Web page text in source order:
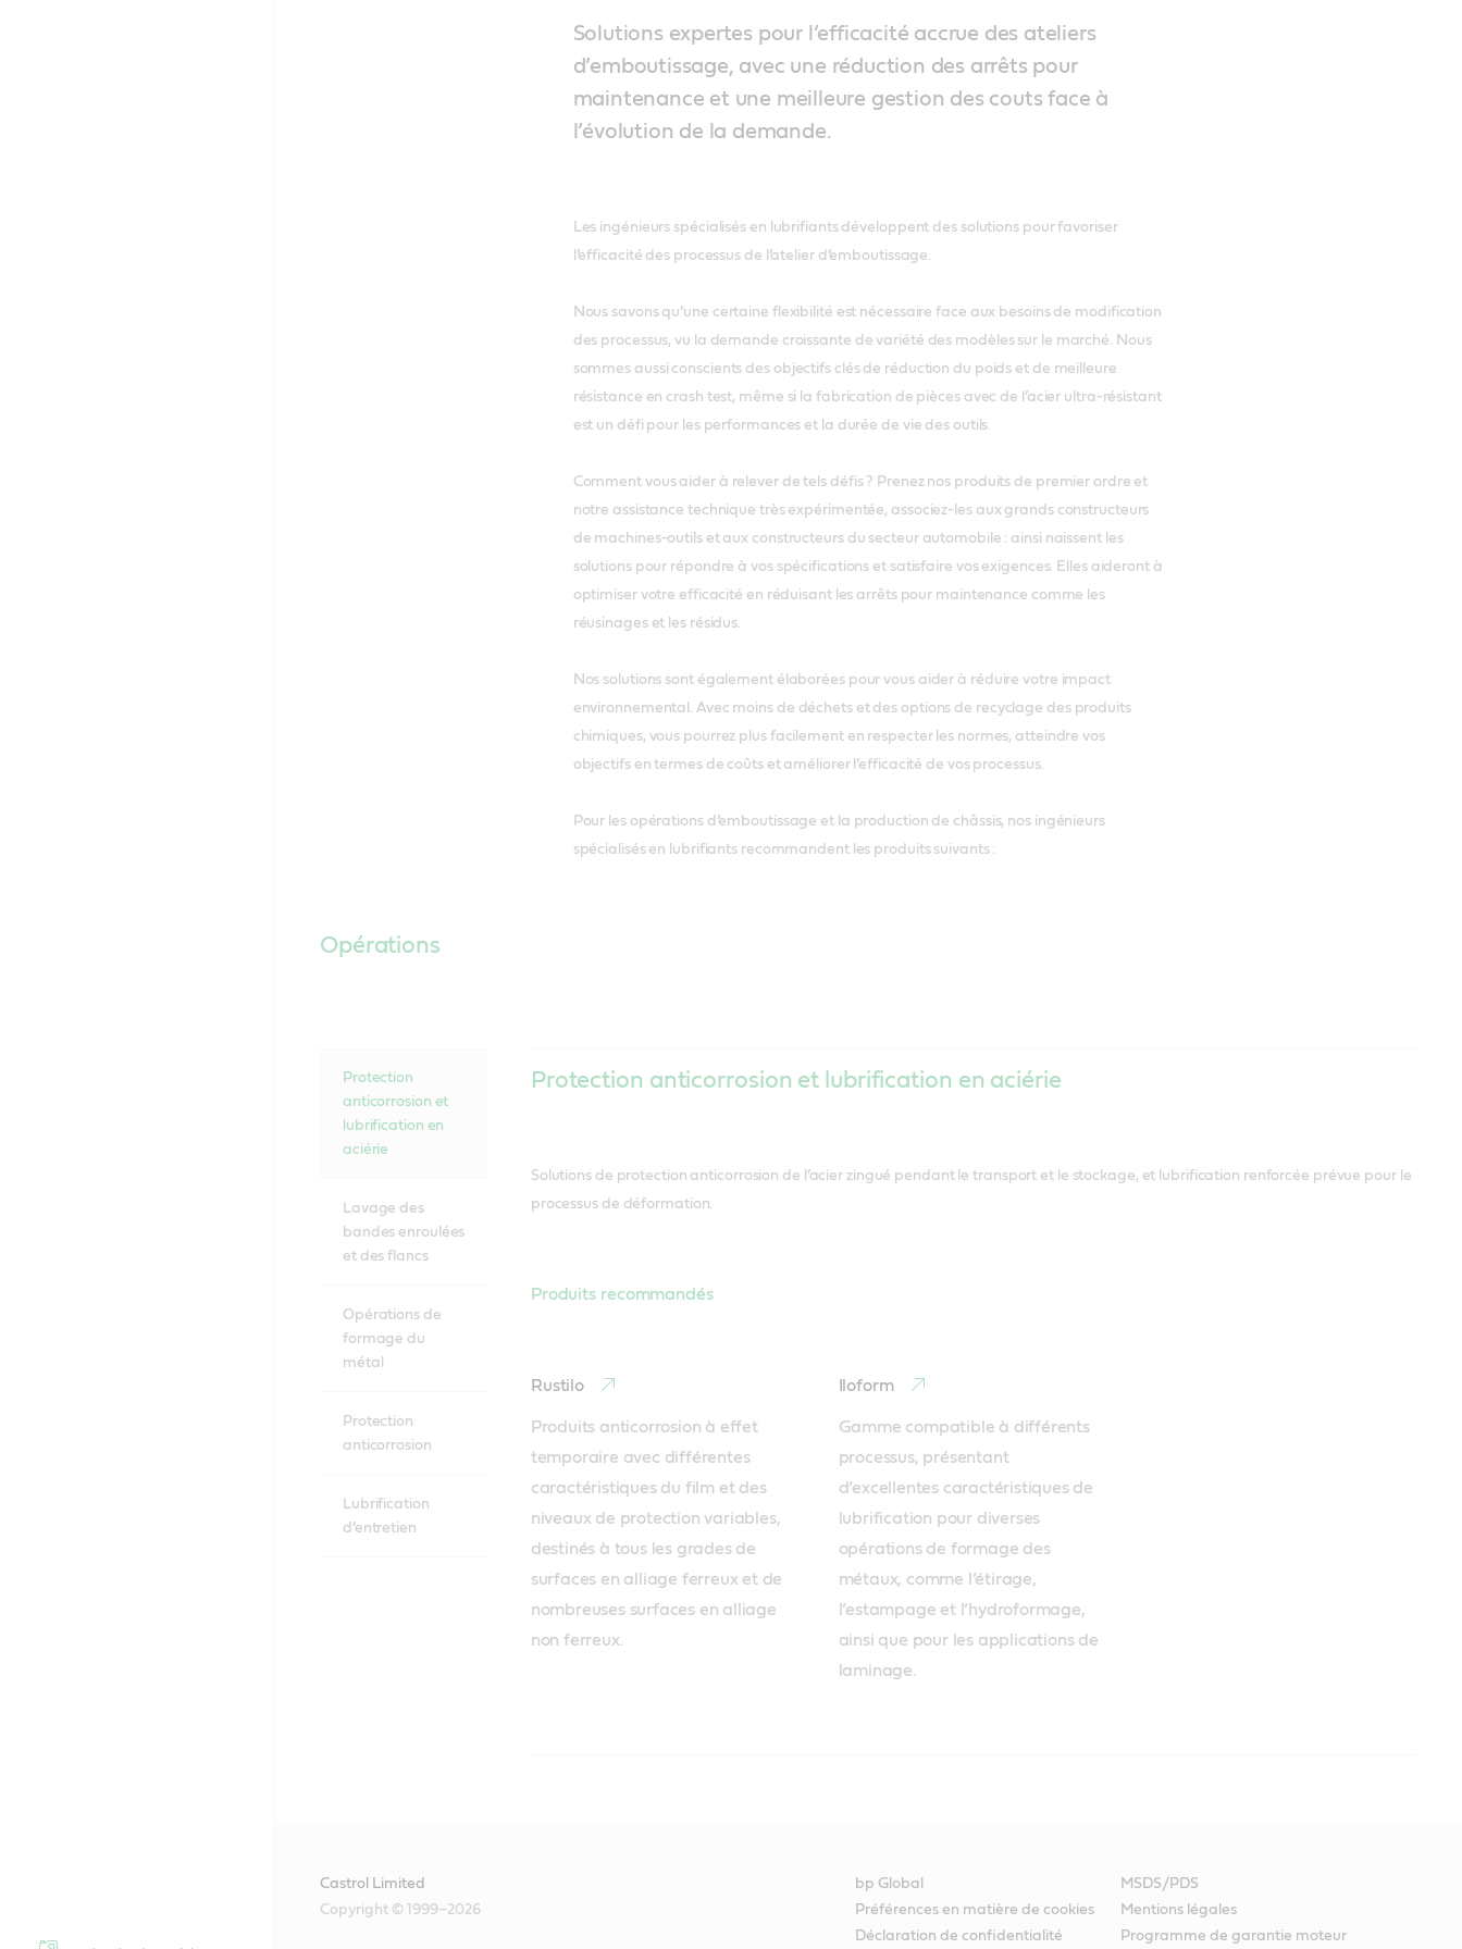
Solutions expertes pour l’efficacité accrue des ateliers
d’emboutissage, avec une réduction des arrêts pour
maintenance et une meilleure gestion des couts face à
l’évolution de la demande.
Les ingénieurs spécialisés en lubrifiants développent des solutions pour favoriser
l’efficacité des processus de l’atelier d’emboutissage.
Nous savons qu’une certaine flexibilité est nécessaire face aux besoins de modification
des processus, vu la demande croissante de variété des modèles sur le marché. Nous
sommes aussi conscients des objectifs clés de réduction du poids et de meilleure
résistance en crash test, même si la fabrication de pièces avec de l’acier ultra-résistant
est un défi pour les performances et la durée de vie des outils.
Comment vous aider à relever de tels défis ? Prenez nos produits de premier ordre et
notre assistance technique très expérimentée, associez-les aux grands constructeurs
de machines-outils et aux constructeurs du secteur automobile : ainsi naissent les
solutions pour répondre à vos spécifications et satisfaire vos exigences. Elles aideront à
optimiser votre efficacité en réduisant les arrêts pour maintenance comme les
réusinages et les résidus.
Nos solutions sont également élaborées pour vous aider à réduire votre impact
environnemental. Avec moins de déchets et des options de recyclage des produits
chimiques, vous pourrez plus facilement en respecter les normes, atteindre vos
objectifs en termes de coûts et améliorer l’efficacité de vos processus.
Pour les opérations d’emboutissage et la production de châssis, nos ingénieurs
spécialisés en lubrifiants recommandent les produits suivants :
Opérations
Protection
anticorrosion et
lubrification en
aciérie
Lavage des
bandes enroulées
et des flancs
Opérations de
formage du
métal
Protection
anticorrosion
Lubrification
d’entretien
Protection anticorrosion et lubrification en aciérie
Solutions de protection anticorrosion de l’acier zingué pendant le transport et le stockage, et lubrification renforcée prévue pour le
processus de déformation.
Produits recommandés
Rustilo
Produits anticorrosion à effet
temporaire avec différentes
caractéristiques du film et des
niveaux de protection variables,
destinés à tous les grades de
surfaces en alliage ferreux et de
nombreuses surfaces en alliage
non ferreux.
Iloform
Gamme compatible à différents
processus, présentant
d’excellentes caractéristiques de
lubrification pour diverses
opérations de formage des
métaux, comme l’étirage,
l’estampage et l’hydroformage,
ainsi que pour les applications de
laminage.
Castrol Limited
Copyright © 1999–2026
bp Global
MSDS/PDS
Préférences en matière de cookies
Mentions légales
Déclaration de confidentialité
Programme de garantie moteur